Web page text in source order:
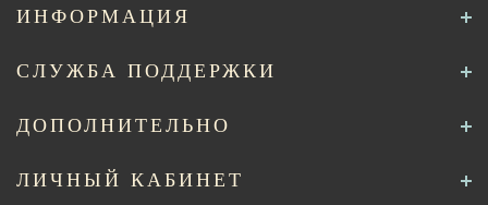
ИНФОРМАЦИЯ
СЛУЖБА ПОДДЕРЖКИ
ДОПОЛНИТЕЛЬНО
ЛИЧНЫЙ КАБИНЕТ